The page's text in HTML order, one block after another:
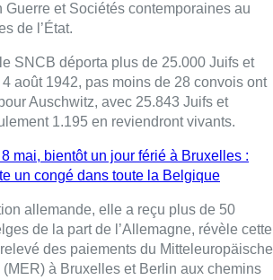
Guerre et Sociétés contemporaines au
de l’État.
SNCB déporta plus de 25.000 Juifs et
août 1942, pas moins de 28 convois ont
Auschwitz, avec 25.843 Juifs et
1.195 en reviendront vivants.
8 mai, bientôt un jour férié à Bruxelles :
un congé dans toute la Belgique
allemande, elle a reçu plus de 50
de la part de l’Allemagne, révèle cette
des paiements du Mitteleuropäische
à Bruxelles et Berlin aux chemins